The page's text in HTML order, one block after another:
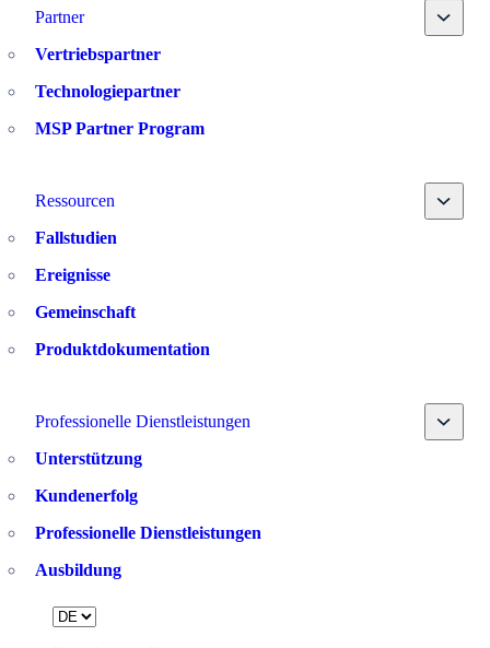
Partner Toggle
Vertriebspartner
Technologiepartner
MSP Partner Program
Ressourcen Toggle
Fallstudien
Ereignisse
Gemeinschaft
Produktdokumentation
Professionelle Dienstleistungen Toggle
Unterstützung
Kundenerfolg
Professionelle Dienstleistungen
Ausbildung
Language